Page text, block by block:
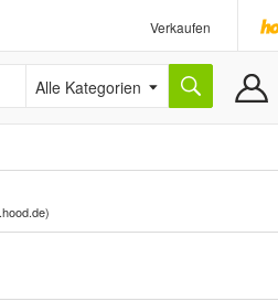
Verkaufen
Alle Kategorien
)